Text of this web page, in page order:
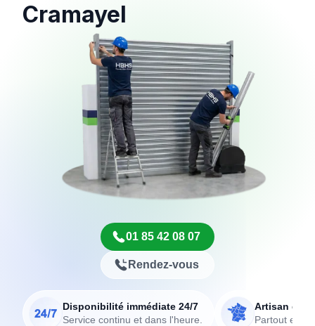
Cramayel
01 85 42 08 07
Rendez-vous
Disponibilité immédiate 24/7
Service continu et dans l'heure.
Artisan de
Partout en